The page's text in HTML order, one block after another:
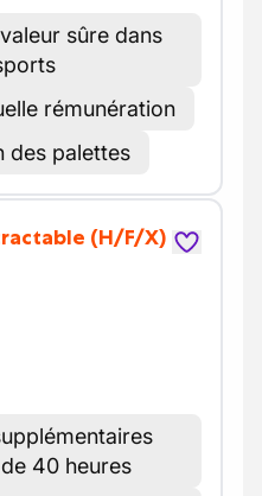
sûre dans
rémunération
des palettes
(H/F/X)
40 heures